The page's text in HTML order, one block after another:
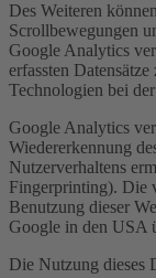
Des Weiteren
Scrollbewegungen
Google Analytics
erfassten
Technologien bei
Google Analytics
Wiedererkennung
Nutzerverhaltens
Fingerprinting). Die
Benutzung dieser
Google in den USA
Die Nutzung dieses